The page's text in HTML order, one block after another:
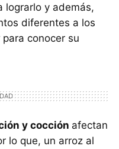
lograrlo y además,
diferentes a los
conocer su
y cocción afectan
lo que, un arroz al